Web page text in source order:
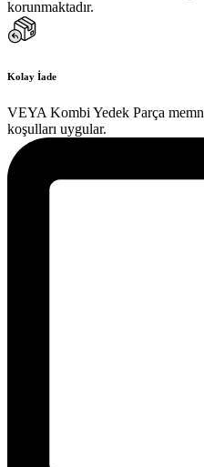
korunmaktadır.
Kolay İade
VEYA Kombi Yedek Parça
koşulları uygular.